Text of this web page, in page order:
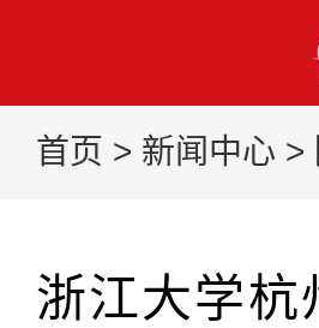
首页 > 新闻中心 >
浙江大学杭